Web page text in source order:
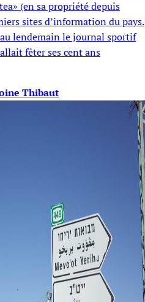
(en sa propriété depuis
sites d’information du pays.
lendemain le journal sportif
fêter ses cent ans
Thibaut